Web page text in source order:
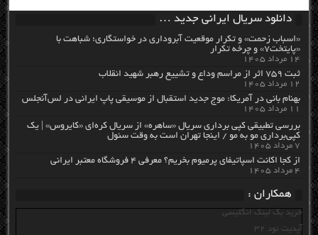
دانلود سریال ایرانی جدید …
«اسباب زحمت» و تکرار موقعیت آبروداری در خواستگاری؛ شباهت با
«پایتخت۷» و چرخه تکرار
۱۴ مرداد ۱۴۰۵
ثبت ۷۵۹ اثر از مراسم وداع و تشییع رهبر شهید انقلاب
۱۲ مرداد ۱۴۰۵
بهنام بانی در آمریکا: موج جدید استقبال از موسیقی پاپ ایرانی در لس‌آنجلس
۱۱ مرداد ۱۴۰۵
بررسی تطبیقی کپی برداری سریال «ساهره» از سریال کره‌ای «کایروس» | یک
کپی‌برداری مو به مو / اینجا تهران است به وقت سئول
۷ مرداد ۱۴۰۵
از کجا اکانت اسپاتیفای پرمیوم بخریم؟ معرفی ۴ فروشگاه معتبر ایرانی
۴ مرداد ۱۴۰۵
همکاران :
خرید بک لینک انگلیسی
آپدیت نود 32